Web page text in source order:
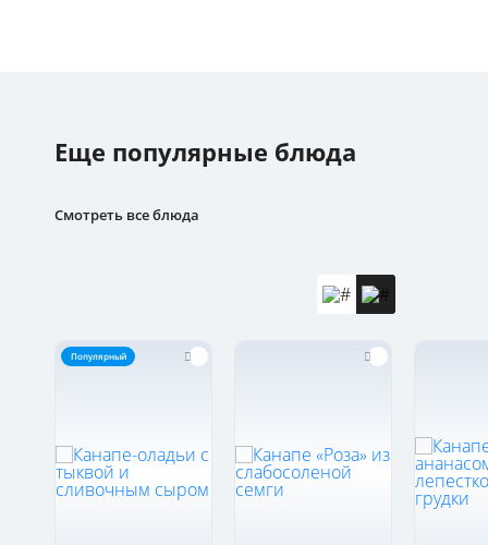
Еще популярные блюда
Смотреть все блюда
Популярный